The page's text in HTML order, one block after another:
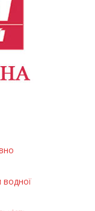
водної